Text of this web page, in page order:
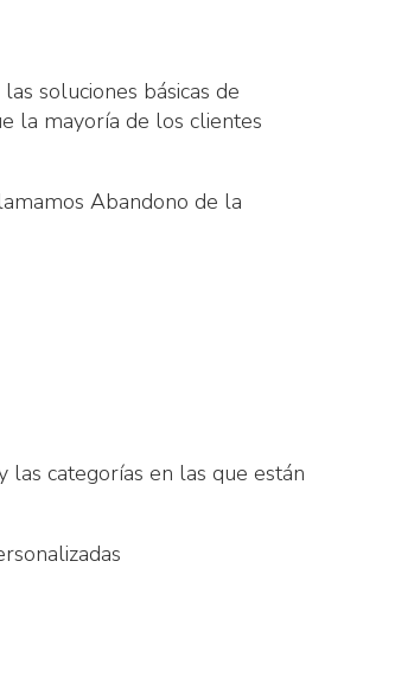
soluciones básicas de
la mayoría de los clientes
Abandono de la
categorías en las que están